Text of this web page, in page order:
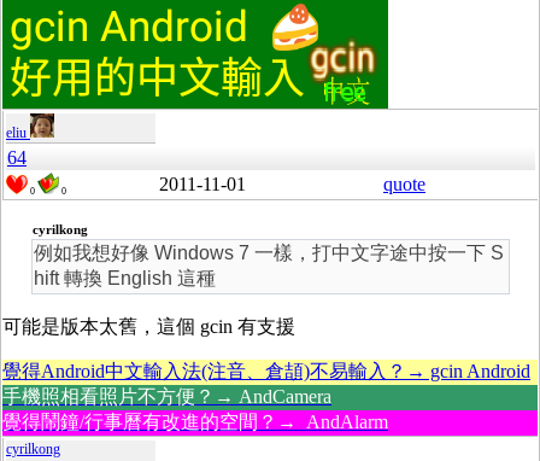
eliu
64
0 0 2011-11-01 quote
cyrilkong
例如我想好像 Windows 7 一樣，打中文字途中按一下 S
hift 轉換 English 這種
可能是版本太舊，這個 gcin 有支援
覺得Android中文輸入法(注音、倉頡)不易輸入？→ gcin Android
手機照相看照片不方便？→ AndCamera
覺得鬧鐘/行事曆有改進的空間？→ AndAlarm
cyrilkong